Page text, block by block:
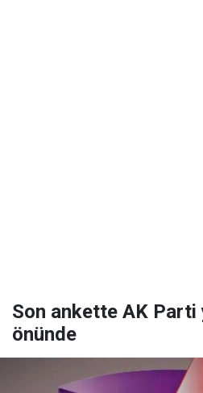
Son ankette AK Parti
önünde